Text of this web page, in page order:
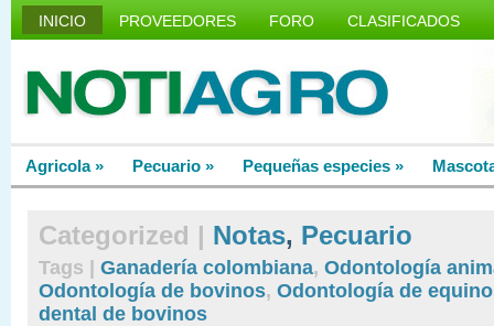
INICIO PROVEEDORES FORO CLASIFICADOS
Agricola» Pecuario » Pequeñas especies »
Categorized | Notas, Pecuario
Tags | Ganadería colombiana, Odontología
Odontología de bovinos, Odontología de
dental de bovinos